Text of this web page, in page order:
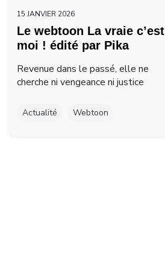
15 JANVIER 2026
Le webtoon La vraie c’est
moi ! édité par Pika
Revenue dans le passé, elle ne
cherche ni vengeance ni justice
Actualité Webtoon